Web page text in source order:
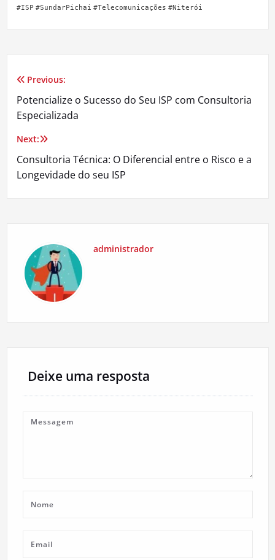
#ISP #SundarPichai #Telecomunicações #Niterói
Navegação
de
Post
Previous:
Potencialize o Sucesso do Seu ISP com Consultoria
Especializada
Next:
Consultoria Técnica: O Diferencial entre o Risco e a
Longevidade do seu ISP
administrador
Deixe uma resposta